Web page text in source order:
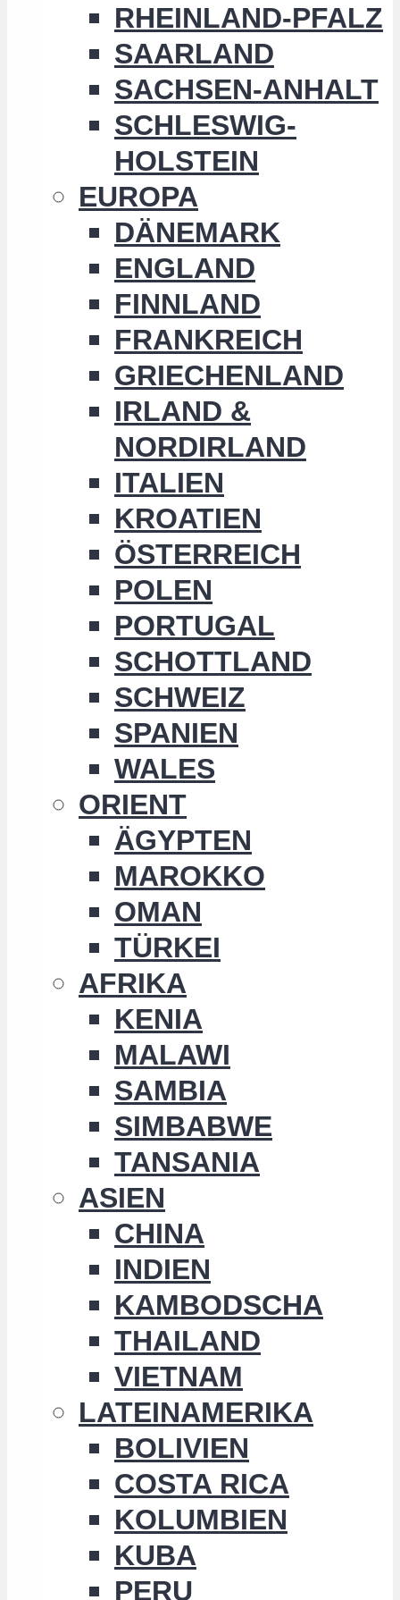
RHEINLAND-PFALZ
SAARLAND
SACHSEN-ANHALT
SCHLESWIG-
HOLSTEIN
EUROPA
DÄNEMARK
ENGLAND
FINNLAND
FRANKREICH
GRIECHENLAND
IRLAND &
NORDIRLAND
ITALIEN
KROATIEN
ÖSTERREICH
POLEN
PORTUGAL
SCHOTTLAND
SCHWEIZ
SPANIEN
WALES
ORIENT
ÄGYPTEN
MAROKKO
OMAN
TÜRKEI
AFRIKA
KENIA
MALAWI
SAMBIA
SIMBABWE
TANSANIA
ASIEN
CHINA
INDIEN
KAMBODSCHA
THAILAND
VIETNAM
LATEINAMERIKA
BOLIVIEN
COSTA RICA
KOLUMBIEN
KUBA
PERU